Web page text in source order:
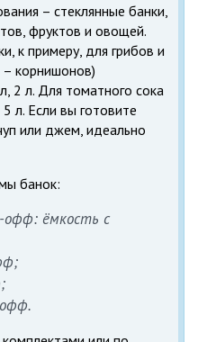
– стеклянные банки,
фруктов и овощей.
к примеру, для грибов и
корнишонов)
2 л. Для томатного сока
л. Если вы готовите
или джем, идеально
банок:
ёмкость с